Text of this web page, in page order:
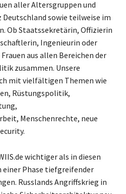
aller Altersgruppen und
sowie teilweise im
Ob Staatssekretärin, Offizierin
Ingenieurin oder
aus allen Bereichen der
zusammen. Unsere
mit vielfältigen Themen wie
Rüstungspolitik,
Menschenrechte, neue
wichtiger als in diesen
einer Phase tiefgreifender
Russlands Angriffskrieg in